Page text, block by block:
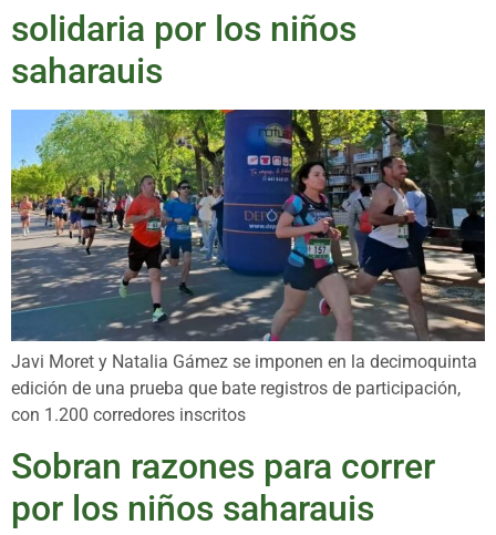
solidaria por los niños
saharauis
Javi Moret y Natalia Gámez se imponen en la decimoquinta
edición de una prueba que bate registros de participación,
con 1.200 corredores inscritos
Sobran razones para correr
por los niños saharauis